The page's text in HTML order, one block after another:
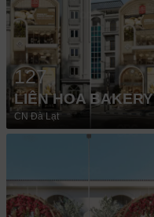
127
LIÊN HOA BAKERY
CN Đà Lạt